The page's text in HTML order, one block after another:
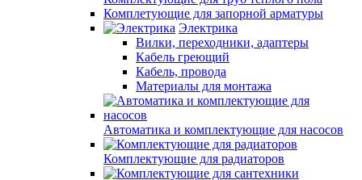
Комплетующие для запорной арматуры
Электрика
Вилки, переходники, адаптеры
Кабель греющий
Кабель, провода
Материалы для монтажа
Автоматика и комплектующие для насосов
Комплектующие для радиаторов